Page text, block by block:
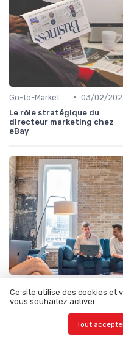
• 03/02/
Le rôle stratégique du
directeur marketing chez
eBay
Directives de gestion pour
Ce site utilise des cookies et
vous souhaitez activer
Tout